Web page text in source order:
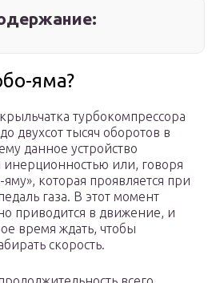
яма?
турбокомпрессора
двухсот тысяч оборотов в
данное устройство
инерционностью или, говоря
которая проявляется при
газа. В этот момент
приводится в движение, и
время ждать, чтобы
скорость.